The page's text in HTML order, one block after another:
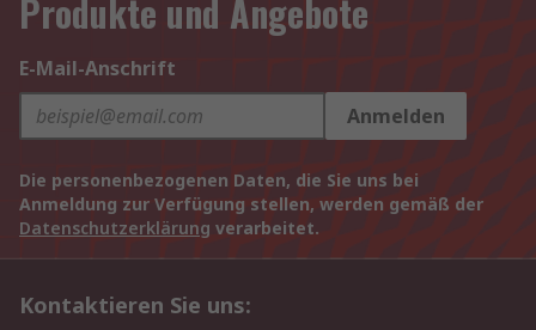
Produkte und Angebote
E-Mail-Anschrift
Anmelden
Die personenbezogenen Daten, die Sie uns bei
Anmeldung zur Verfügung stellen, werden gemäß der
Datenschutzerklärung verarbeitet.
Kontaktieren Sie uns: